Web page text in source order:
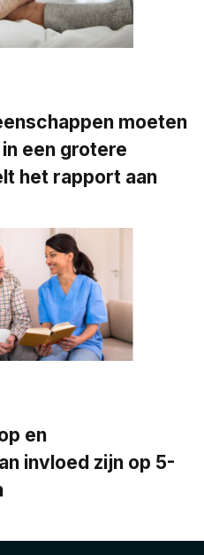
moeten
een grotere
het rapport aan
en
invloed zijn op 5-